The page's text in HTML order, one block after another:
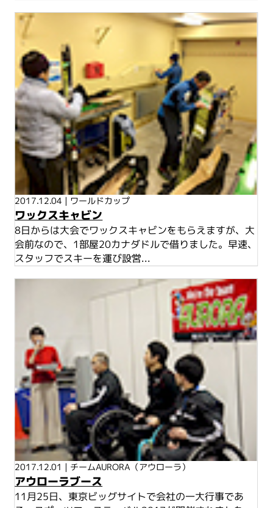
2017.12.04 | ワールドカップ
ワックスキャビン
8日からは大会でワックスキャビンをもらえますが、大
会前なので、1部屋20カナダドルで借りました。早速、
スタッフでスキーを運び設営...
2017.12.01 | チームAURORA（アウローラ）
アウローラブース
11月25日、東京ビッグサイトで会社の一大行事であ